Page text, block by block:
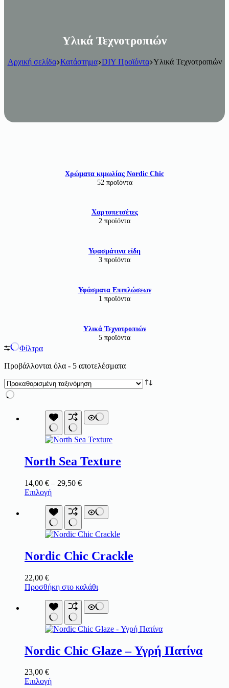
Υλικά Τεχνοτροπιών
Αρχική σελίδα Κατάστημα DIY Προϊόντα Υλικά Τεχνοτροπιών
Χρώματα κιμωλίας Nordic Chic
52 προϊόντα
Χαρτοπετσέτες
2 προϊόντα
Υφασμάτινα είδη
3 προϊόντα
Υφάσματα Επιπλώσεων
1 προϊόντα
Υλικά Τεχνοτροπιών
5 προϊόντα
Φίλτρα
Προβάλλονται όλα - 5 αποτελέσματα
North Sea Texture
14,00 € – 29,50 €Price
through
29,50 €
ΕπιλογήΑυτό
προϊόν
έχει
πολλαπλές
παραλλαγές.
επιλογές
επιλεγούν
στη
σελίδα
του
προϊόντος
Nordic Chic Crackle
22,00 €
Προσθήκη στο καλάθι
Nordic Chic Glaze – Υγρή Πατίνα
23,00 €
ΕπιλογήΑυτό